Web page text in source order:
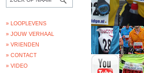
» LOOPLEVENS
» JOUW VERHAAL
» VRIENDEN
» CONTACT
» VIDEO